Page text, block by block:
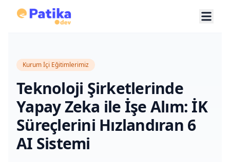
Kurum İçi Eğitimlerimiz
Teknoloji Şirketlerinde
Yapay Zeka ile İşe Alım: İK
Süreçlerini Hızlandıran 6
AI Sistemi